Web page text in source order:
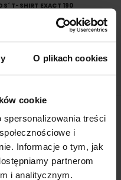
O plikach cookies
cookie
treści
i
Informacje o tym, jak
partnerom
i analitycznym.
T-SHIRT EXACT 190
Od 9.98 zł netto
ZNAKOWANIEM